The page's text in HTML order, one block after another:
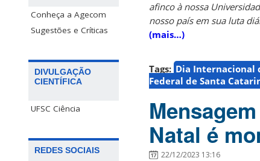
Conheça a Agecom
Sugestões e Críticas
DIVULGAÇÃO
CIENTÍFICA
UFSC Ciência
REDES SOCIAIS
afinco à nossa
nosso país em sua luta
(mais…)
Tags: Dia Internacional
Federal de Santa
Natal é
22/12/2023 13:16